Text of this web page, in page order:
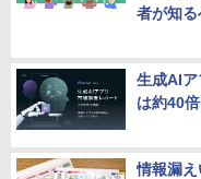
者が知
生成AIア
は約40
情報漏